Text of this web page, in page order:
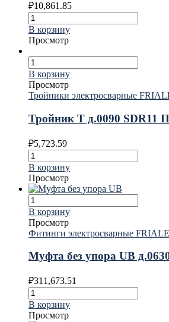
₽10,861.85
В корзину
Просмотр
В корзину
Просмотр
Тройники электросварные
Тройник T д.0090 SDR11
₽5,723.59
В корзину
Просмотр
В корзину
Просмотр
Фитинги электросварные
Муфта без упора UB
₽311,673.51
В корзину
Просмотр